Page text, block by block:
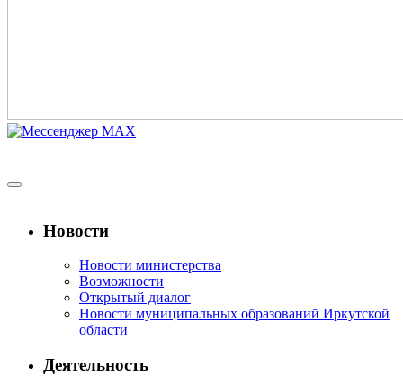
Новости
Новости министерства
Возможности
Открытый диалог
Новости муниципальных образований Иркутской
области
Деятельность